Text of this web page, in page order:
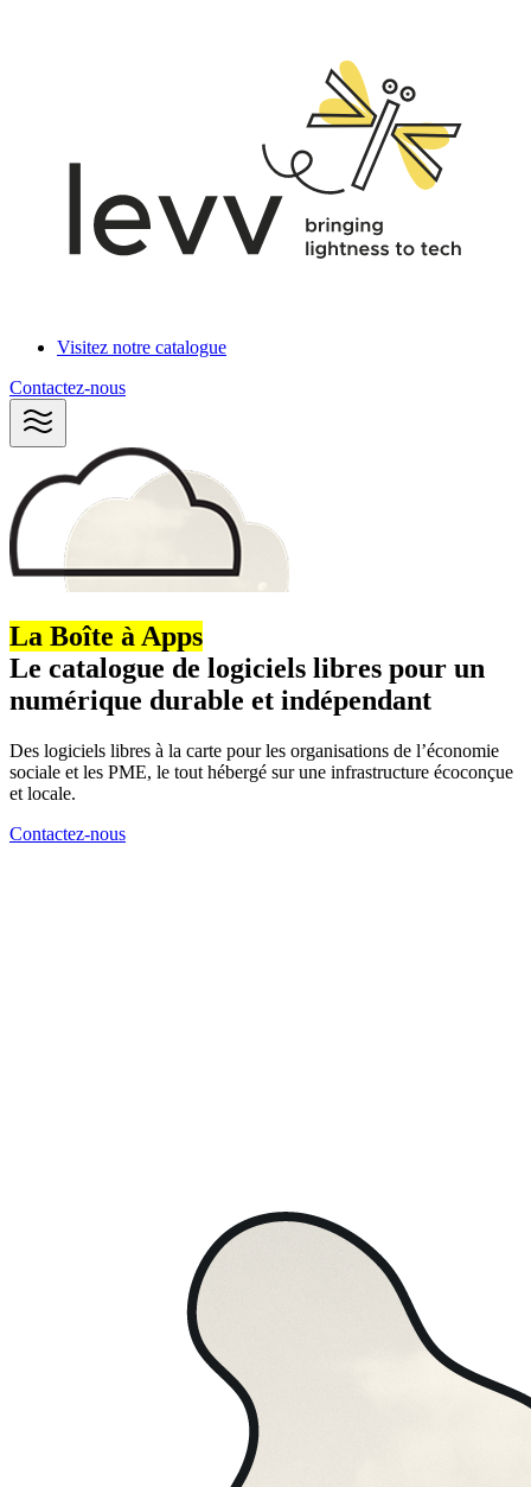
Visitez notre catalogue
Contactez-nous
La Boîte à Apps
Le catalogue de logiciels libres pour un
numérique durable et indépendant
Des logiciels libres à la carte pour les organisations de l’économie
sociale et les PME, le tout hébergé sur une infrastructure écoconçue
et locale.
Contactez-nous